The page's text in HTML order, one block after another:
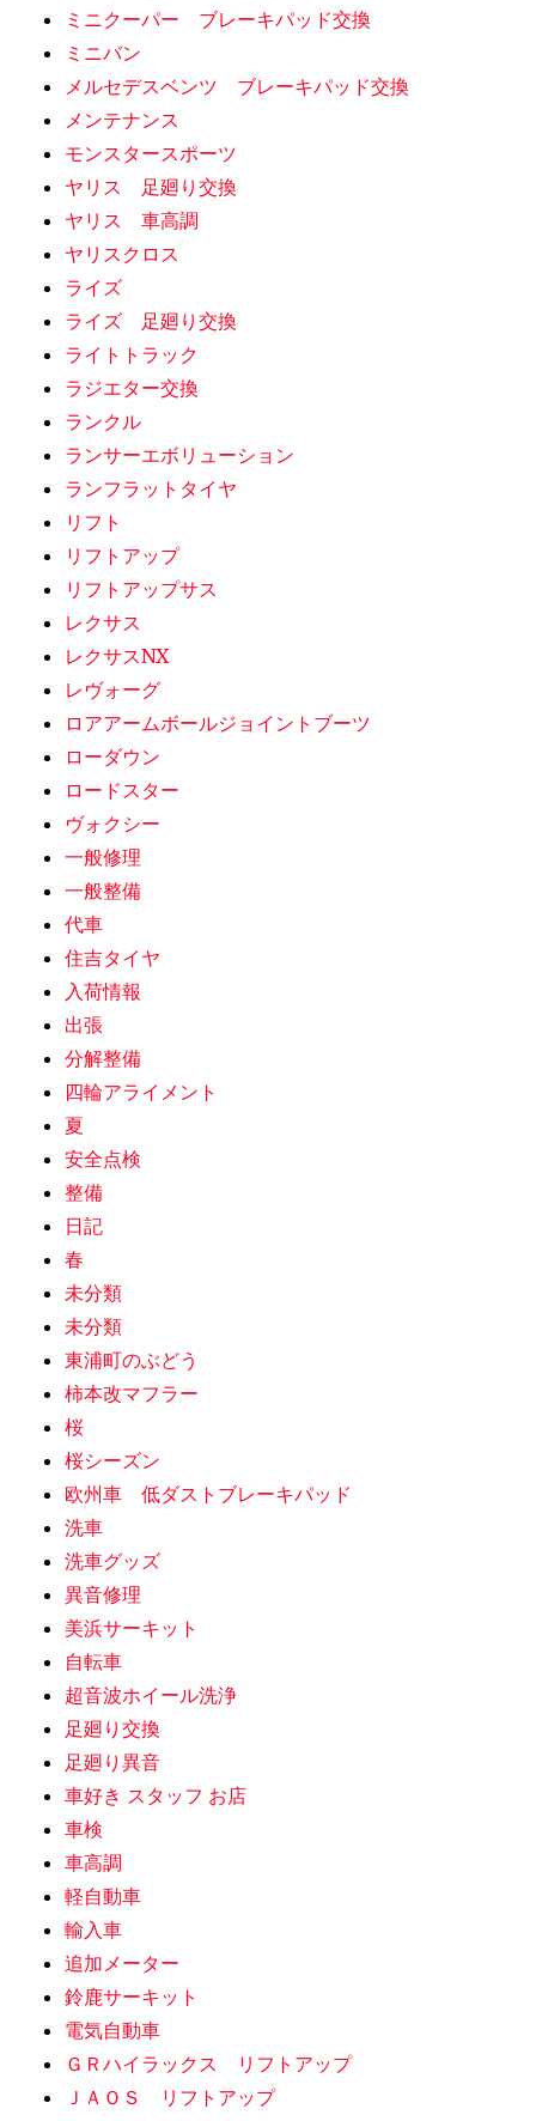
ミニクーパー ブレーキパッド交換
ミニバン
メルセデスベンツ ブレーキパッド交換
メンテナンス
モンスタースポーツ
ヤリス 足廻り交換
ヤリス 車高調
ヤリスクロス
ライズ
ライズ 足廻り交換
ライトトラック
ラジエター交換
ランクル
ランサーエボリューション
ランフラットタイヤ
リフト
リフトアップ
リフトアップサス
レクサス
レクサスNX
レヴォーグ
ロアアームボールジョイントブーツ
ローダウン
ロードスター
ヴォクシー
一般修理
一般整備
代車
住吉タイヤ
入荷情報
出張
分解整備
四輪アライメント
夏
安全点検
整備
日記
春
未分類
未分類
東浦町のぶどう
柿本改マフラー
桜
桜シーズン
欧州車 低ダストブレーキパッド
洗車
洗車グッズ
異音修理
美浜サーキット
自転車
超音波ホイール洗浄
足廻り交換
足廻り異音
車好き スタッフ お店
車検
車高調
軽自動車
輸入車
追加メーター
鈴鹿サーキット
電気自動車
ＧＲハイラックス リフトアップ
ＪＡＯＳ リフトアップ